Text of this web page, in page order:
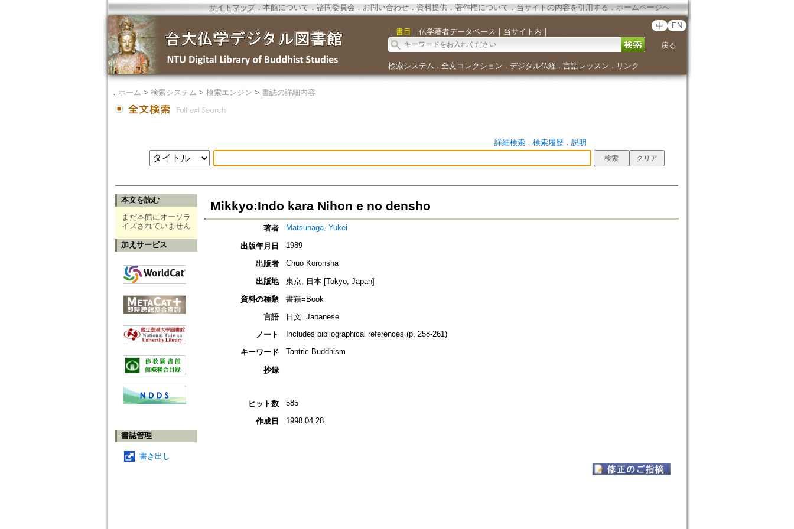
サイトマップ．本館について ． 諮問委員会． お問い合わせ． 資料提供． 著作権について．当サイトの内容を引用する ． ホームページへ
｜ 書目 ｜ 仏学著者データベース ｜ 当サイト内 ｜
中 EN
戻る
検索システム ． 全文コレクション ． デジタル仏経． 言語レッスン ． リンク
． ホーム > 検索システム > 検索エンジン > 書誌の詳細内容
詳細検索． 検索履歴． 説明
本文を読む
まだ本館にオーソラ
イズされていません
加えサービス
書誌管理
書き出し
Mikkyo:Indo kara Nihon e no densho
著者 Matsunaga, Yukei
出版年月日 1989
出版者 Chuo Koronsha
出版地
東京, 日本 [Tokyo, Japan]
資料の種類
書籍=Book
言語
日文=Japanese
ノート
Includes bibliographical references (p. 258-261)
キーワード Tantric Buddhism
抄録
ヒット数 585
作成日 1998.04.28